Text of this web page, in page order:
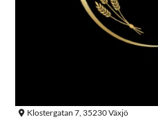
Klostergatan 7, 35230 Växjö